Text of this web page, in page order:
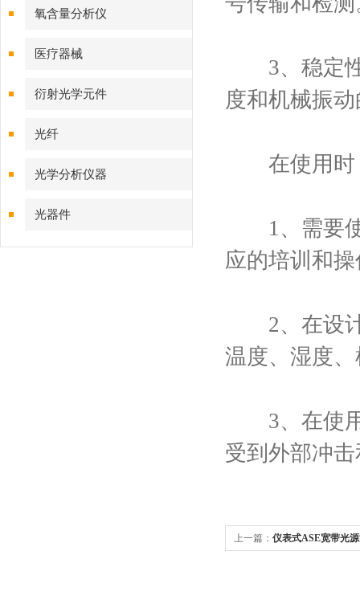
氧含量分析仪
医疗器械
衍射光学元件
光纤
光学分析仪器
光器件
3、稳定性
度和机械振
在使用时
1、需要使
应的培训和
2、在设计
温度、湿度
3、在使用
受到外部冲
上一篇： 仪表式ASE宽带光